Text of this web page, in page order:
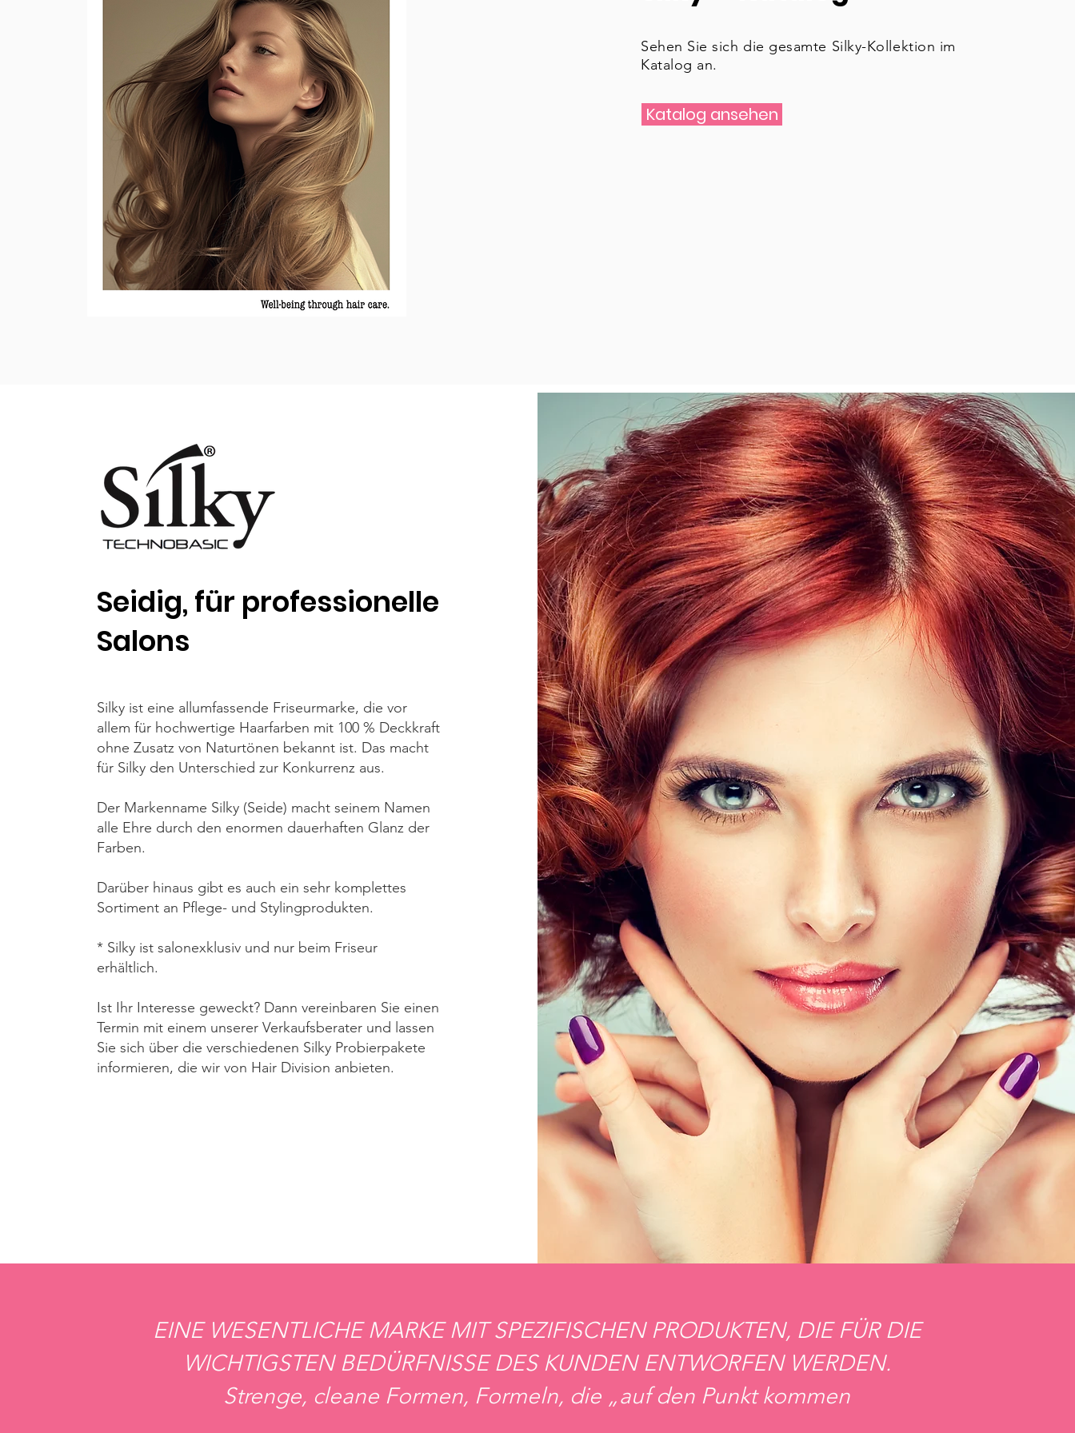
Sehen Sie sich die gesamte Silky-Kollektion im
Katalog an.
Katalog ansehen
Seidig, für professionelle
Salons
Silky ist eine allumfassende Friseurmarke, die vor
allem für hochwertige Haarfarben mit 100 % Deckkraft
ohne Zusatz von Naturtönen bekannt ist. Das macht
für Silky den Unterschied zur Konkurrenz aus.
Der Markenname Silky (Seide) macht seinem Namen
alle Ehre durch den enormen dauerhaften Glanz der
Farben.
Darüber hinaus gibt es auch ein sehr komplettes
Sortiment an Pflege- und Stylingprodukten.
* Silky ist salonexklusiv und nur beim Friseur
erhältlich.
Ist Ihr Interesse geweckt? Dann vereinbaren Sie einen
Termin mit einem unserer Verkaufsberater und lassen
Sie sich über die verschiedenen Silky Probierpakete
informieren, die wir von Hair Division anbieten.
EINE WESENTLICHE MARKE MIT SPEZIFISCHEN PRODUKTEN, DIE FÜR DIE
WICHTIGSTEN BEDÜRFNISSE DES KUNDEN ENTWORFEN WERDEN.
Strenge, cleane Formen, Formeln, die „auf den Punkt kommen